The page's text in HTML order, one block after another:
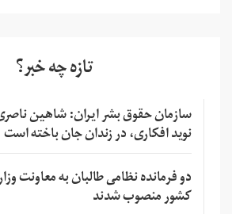
تازه چه خبر؟
سازمان حقوق بشر ایران: شاهین
نوید افکاری، در زندان جان باخته است
دو فرمانده نظامی طالبان به معاونت
کشور منصوب شدند